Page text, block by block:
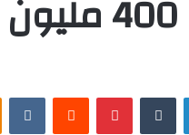
لينكدإن ‏Tumblr بينتيريست ‏Reddit
‏VKontakte